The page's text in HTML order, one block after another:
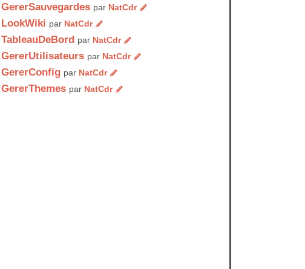
GererSauvegardes par NatCdr
LookWiki par NatCdr
TableauDeBord par NatCdr
GererUtilisateurs par NatCdr
GererConfig par NatCdr
GererThemes par NatCdr